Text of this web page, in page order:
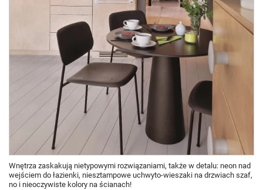
Wnętrza zaskakują nietypowymi rozwiązaniami, także w detalu: neon nad
wejściem do łazienki, niesztampowe uchwyto-wieszaki na drzwiach szaf,
no i nieoczywiste kolory na ścianach!